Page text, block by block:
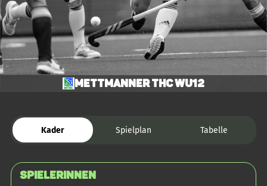
Mettmanner THC wU12
Kader Spielplan Tabelle
SPIELERINNEN